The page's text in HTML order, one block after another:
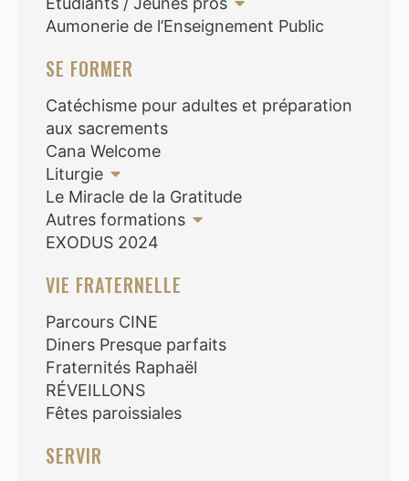
Aumonerie de l’Enseignement Public
SE FORMER
Catéchisme pour adultes et préparation
aux sacrements
Cana Welcome
Liturgie
Le Miracle de la Gratitude
Autres formations
EXODUS 2024
VIE FRATERNELLE
Parcours CINE
Diners Presque parfaits
Fraternités Raphaël
RÉVEILLONS
Fêtes paroissiales
SERVIR